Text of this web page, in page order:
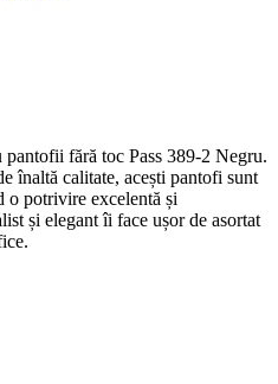
fără toc Pass 389-2 Negru.
înaltă calitate, acești pantofi sunt
o potrivire excelentă și
și elegant îi face ușor de asortat